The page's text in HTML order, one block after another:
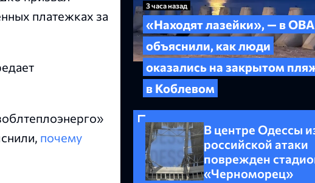
платежках за
почему
3 часа назад
«Находят лазейки», — в ОВА
объяснили, как люди
оказались на закрытом
в Коблевом
В центре Одессы
российской атаки
поврежден
«Черноморец»